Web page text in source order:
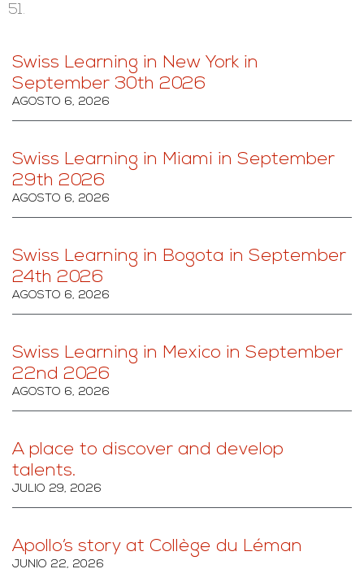
51.
Swiss Learning in New York in
September 30th 2026
AGOSTO 6, 2026
Swiss Learning in Miami in September
29th 2026
AGOSTO 6, 2026
Swiss Learning in Bogota in September
24th 2026
AGOSTO 6, 2026
Swiss Learning in Mexico in September
22nd 2026
AGOSTO 6, 2026
A place to discover and develop
talents.
JULIO 29, 2026
Apollo’s story at Collège du Léman
JUNIO 22, 2026